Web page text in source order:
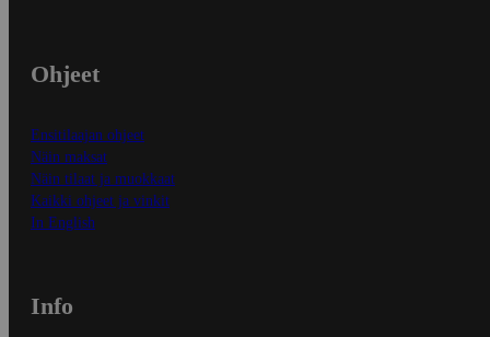
Ohjeet
Ensitilaajan ohjeet
Näin maksat
Näin tilaat ja muokkaat
Kaikki ohjeet ja vinkit
In English
Info